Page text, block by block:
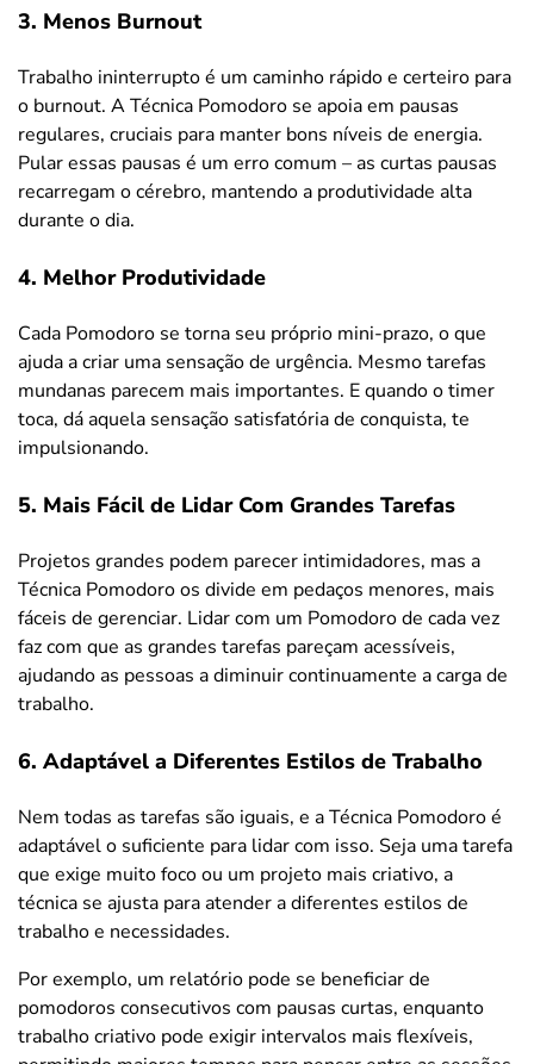
3. Menos Burnout
Trabalho ininterrupto é um caminho rápido e certeiro para
o burnout. A Técnica Pomodoro se apoia em pausas
regulares, cruciais para manter bons níveis de energia.
Pular essas pausas é um erro comum – as curtas pausas
recarregam o cérebro, mantendo a produtividade alta
durante o dia.
4. Melhor Produtividade
Cada Pomodoro se torna seu próprio mini-prazo, o que
ajuda a criar uma sensação de urgência. Mesmo tarefas
mundanas parecem mais importantes. E quando o timer
toca, dá aquela sensação satisfatória de conquista, te
impulsionando.
5. Mais Fácil de Lidar Com Grandes Tarefas
Projetos grandes podem parecer intimidadores, mas a
Técnica Pomodoro os divide em pedaços menores, mais
fáceis de gerenciar. Lidar com um Pomodoro de cada vez
faz com que as grandes tarefas pareçam acessíveis,
ajudando as pessoas a diminuir continuamente a carga de
trabalho.
6. Adaptável a Diferentes Estilos de Trabalho
Nem todas as tarefas são iguais, e a Técnica Pomodoro é
adaptável o suficiente para lidar com isso. Seja uma tarefa
que exige muito foco ou um projeto mais criativo, a
técnica se ajusta para atender a diferentes estilos de
trabalho e necessidades.
Por exemplo, um relatório pode se beneficiar de
pomodoros consecutivos com pausas curtas, enquanto
trabalho criativo pode exigir intervalos mais flexíveis,